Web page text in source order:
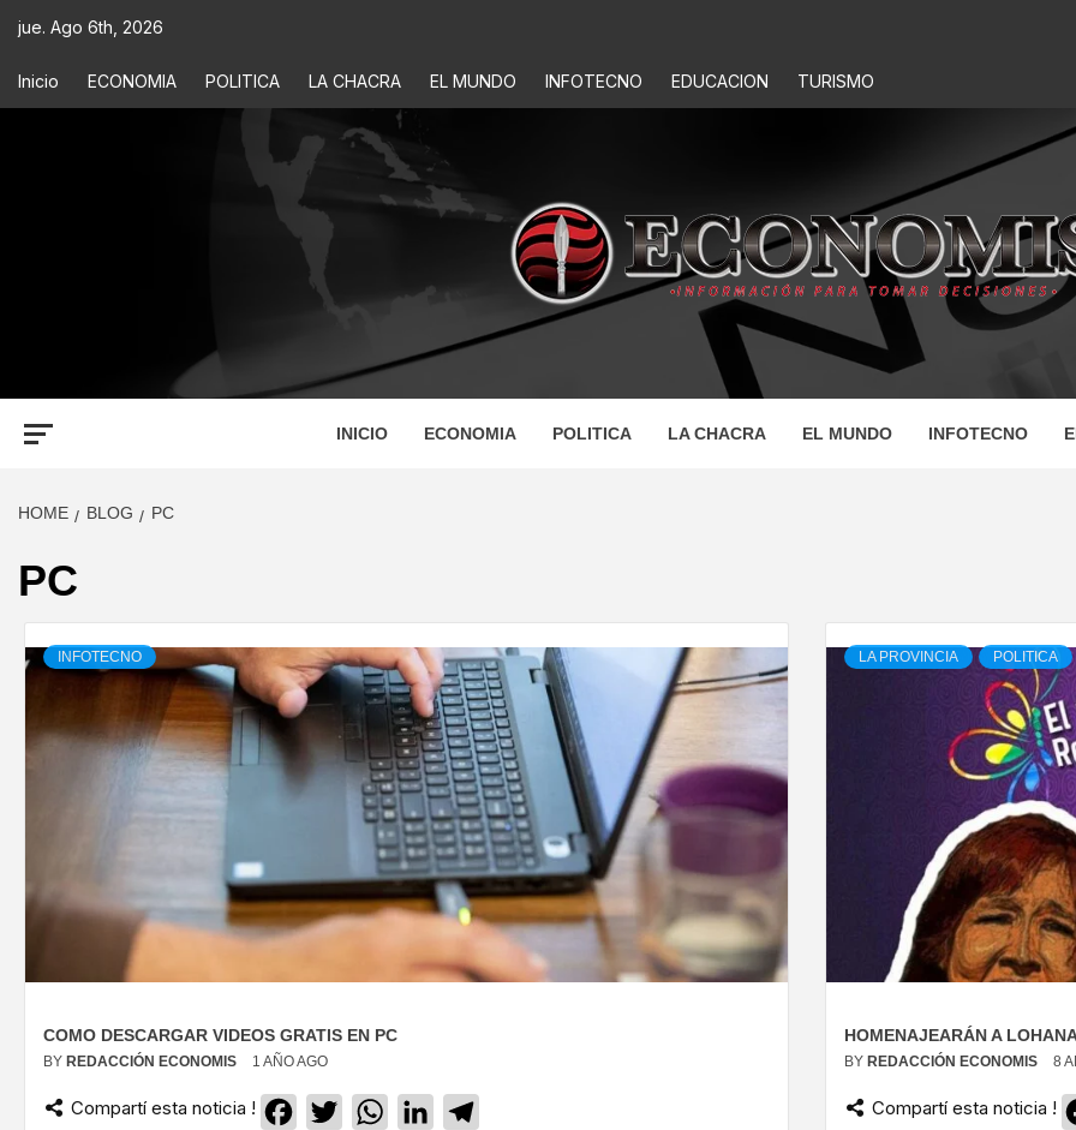
jue. Ago 6th, 2026
Inicio ECONOMIA POLITICA LA CHACRA EL MUNDO INFOTECNO EDUCACION TURISMO
ECONOMIS
INICIO ECONOMIA POLITICA LA CHACRA EL MUNDO INFOTECNO
HOME BLOG PC
PC
INFOTECNO
COMO DESCARGAR VIDEOS GRATIS EN PC
BY REDACCIÓN ECONOMIS 1 AÑO AGO
Compartí esta noticia ! Facebook
TwitterWhatsApp
LinkedIn
LA PROVINCIA POLITICA
HOMENAJEARÁN A
BY REDACCIÓN ECONOMIS 8
Compartí esta noticia !